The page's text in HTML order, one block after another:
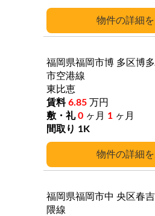
詳細
詳細
福岡県福岡市博 多区博
市空港線
東比恵
6.85 万円
0 ヶ月 1 ヶ月
1K
福岡県福岡市中 央区春
隈線